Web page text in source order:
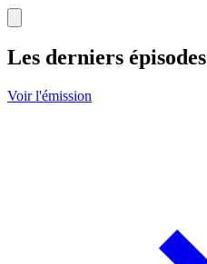
Les derniers épisodes
Voir l'émission